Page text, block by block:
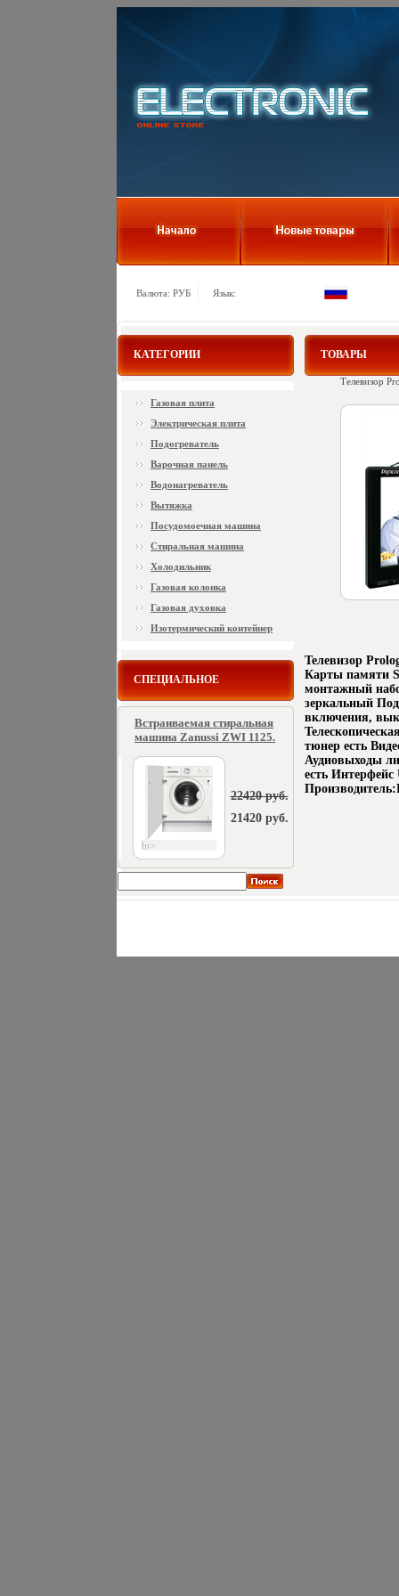
Валюта: РУБ Язык:
КАТЕГОРИИ
Газовая плита
Электрическая плита
Подогреватель
Варочная панель
Водонагреватель
Вытяжка
Посудомоечная машина
Стиральная машина
Холодильник
Газовая колонка
Газовая духовка
Изотермический контейнер
СПЕЦИАЛЬНОЕ
Встраиваемая стиральная
машина Zanussi ZWI 1125.
br>
22420 руб.
21420 руб.
ТОВАРЫ
Телевизор
Телевизор
Карты памяти
монтажный
зеркальный
включения,
тюнер есть
Аудиовыходы
есть